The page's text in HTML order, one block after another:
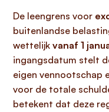
De leengrens voor
buitenlandse
wettelijk vanaf 1
ingangsdatum stelt
eigen vennootschap
voor de totale
betekent dat deze